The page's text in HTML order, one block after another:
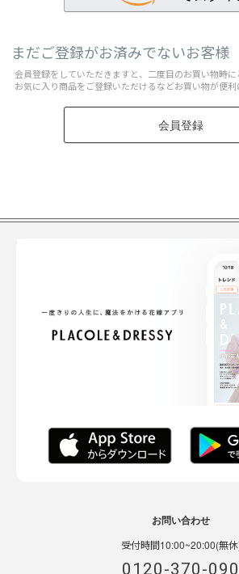
まだご登録がお済みでないお客様
会員登録をしていただきますと、二度目のお買い物時に
お気に入り商品をご登録いただけるなどお買い物が便利
会員登録
お問い合わせ
受付時間10:00~20:00(無
0120-370-090